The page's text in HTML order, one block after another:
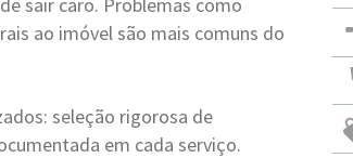
ao imóvel são mais comuns do
seleção rigorosa de
em cada serviço.